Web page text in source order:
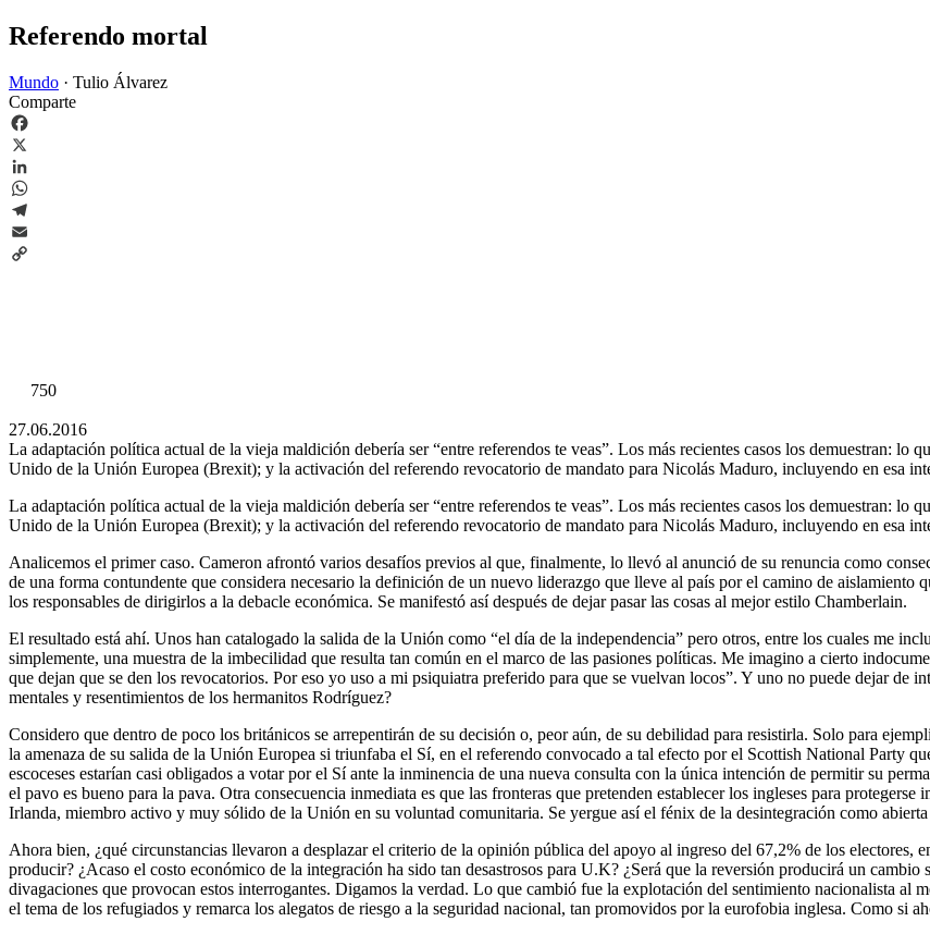
Referendo mortal
Mundo · Tulio Álvarez
Comparte
Facebook
X
LinkedIn
WhatsApp
Telegram
Email
750
27.06.2016
La adaptación política actual de la vieja maldición debería ser “entre referendos te veas”. Los más recientes casos los demuestran: lo
Unido de la Unión Europea (Brexit); y la activación del referendo revocatorio de mandato para Nicolás Maduro, incluyendo en esa
La adaptación política actual de la vieja maldición debería ser “entre referendos te veas”. Los más recientes casos los demuestran: lo
Unido de la Unión Europea (Brexit); y la activación del referendo revocatorio de mandato para Nicolás Maduro, incluyendo en esa
Analicemos el primer caso. Cameron afrontó varios desafíos previos al que, finalmente, lo llevó al anunció de su renuncia como
de una forma contundente que considera necesario la definición de un nuevo liderazgo que lleve al país por el camino de aislamiento
los responsables de dirigirlos a la debacle económica. Se manifestó así después de dejar pasar las cosas al mejor estilo Chamberlain.
El resultado está ahí. Unos han catalogado la salida de la Unión como “el día de la independencia” pero otros, entre los cuales me
simplemente, una muestra de la imbecilidad que resulta tan común en el marco de las pasiones políticas. Me imagino a cierto
que dejan que se den los revocatorios. Por eso yo uso a mi psiquiatra preferido para que se vuelvan locos”. Y uno no puede dejar de
mentales y resentimientos de los hermanitos Rodríguez?
Considero que dentro de poco los británicos se arrepentirán de su decisión o, peor aún, de su debilidad para resistirla. Solo para
la amenaza de su salida de la Unión Europea si triunfaba el Sí, en el referendo convocado a tal efecto por el Scottish National Party
escoceses estarían casi obligados a votar por el Sí ante la inminencia de una nueva consulta con la única intención de permitir su
el pavo es bueno para la pava. Otra consecuencia inmediata es que las fronteras que pretenden establecer los ingleses para
Irlanda, miembro activo y muy sólido de la Unión en su voluntad comunitaria. Se yergue así el fénix de la desintegración como
Ahora bien, ¿qué circunstancias llevaron a desplazar el criterio de la opinión pública del apoyo al ingreso del 67,2% de los electores,
producir? ¿Acaso el costo económico de la integración ha sido tan desastrosos para U.K? ¿Será que la reversión producirá un
divagaciones que provocan estos interrogantes. Digamos la verdad. Lo que cambió fue la explotación del sentimiento nacionalista al
el tema de los refugiados y remarca los alegatos de riesgo a la seguridad nacional, tan promovidos por la eurofobia inglesa. Como si